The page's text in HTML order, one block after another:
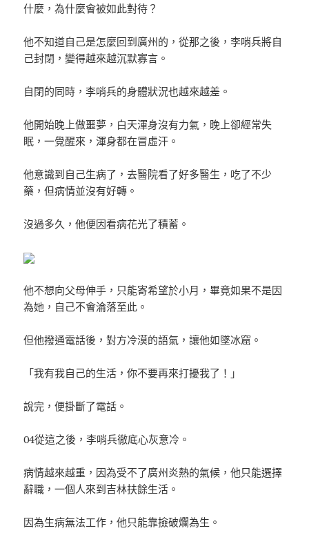
什麼，為什麼會被如此對待？
他不知道自己是怎麼回到廣州的，從那之後，李哨兵將自
己封閉，變得越來越沉默寡言。
自閉的同時，李哨兵的身體狀況也越來越差。
他開始晚上做噩夢，白天渾身沒有力氣，晚上卻經常失
眠，一覺醒來，渾身都在冒虛汗。
他意識到自己生病了，去醫院看了好多醫生，吃了不少
藥，但病情並沒有好轉。
沒過多久，他便因看病花光了積蓄。
他不想向父母伸手，只能寄希望於小月，畢竟如果不是因
為她，自己不會淪落至此。
但他撥通電話後，對方冷漠的語氣，讓他如墜冰窟。
「我有我自己的生活，你不要再來打擾我了！」
說完，便掛斷了電話。
04從這之後，李哨兵徹底心灰意冷。
病情越來越重，因為受不了廣州炎熱的氣候，他只能選擇
辭職，一個人來到吉林扶餘生活。
因為生病無法工作，他只能靠撿破爛為生。